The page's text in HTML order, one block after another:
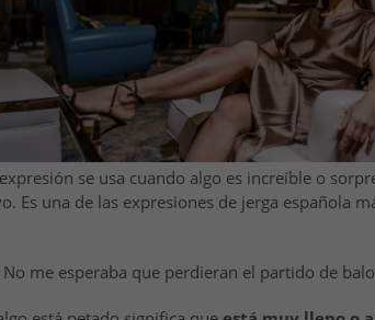
se usa cuando algo es increíble o
Es una de las expresiones de jerga española
No me esperaba que perdieran el partido de